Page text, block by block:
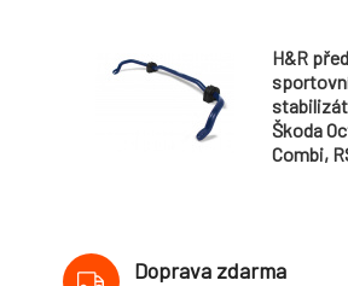
H&R
Škoda
Combi,
Doprava zdarma